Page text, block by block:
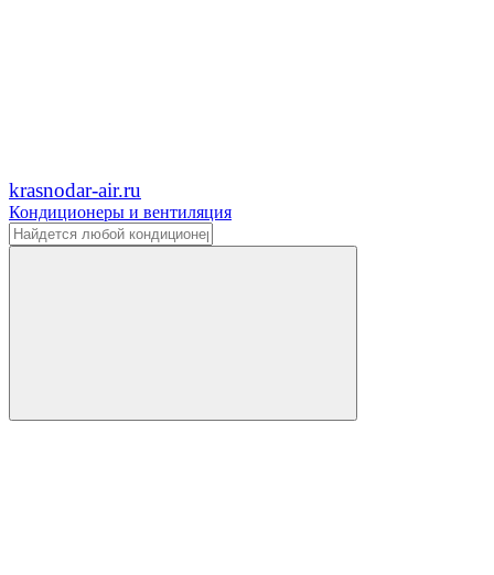
krasnodar-air.ru
Кондиционеры и вентиляция